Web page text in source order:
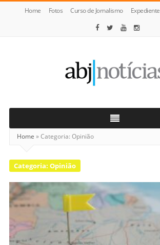
Home Fotos Curso de Jornalismo Expediente
Notícias
Home »Categoria: Opinião
Categoria: Opinião